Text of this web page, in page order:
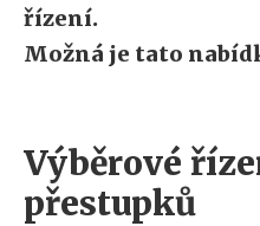
řízení.
Možná je tato
Výběrové
přestupků